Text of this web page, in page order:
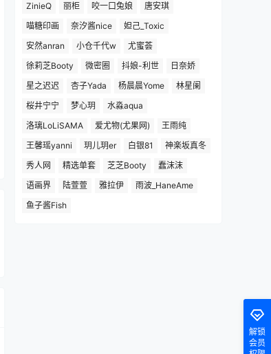
ZinieQ
丽柜 咬一口兔娘
唐安琪
喵糖印画
奈汐酱nice
妲己_Toxic
安然anran
小仓千代w
尤蜜荟
徐莉芝Booty
微密圈 抖娘-利世
日奈娇
星之迟迟
杏子Yada 杨晨晨Yome
林星阑
桜井宁宁
梦心玥
水淼aqua
洛璃LoLiSAMA
爱尤物(尤果网)
王雨纯
王馨瑶yanni
玥儿玥er 白银81
神楽坂真冬
秀人网
精选单套 芝芝Booty
蠢沫沫
语画界
陆萱萱 雅拉伊
雨波_HaneAme
鱼子酱Fish
解锁
会员